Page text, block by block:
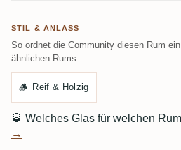
STIL & ANLASS
So ordnet die Community diesen Rum
ähnlichen Rums.
🪵 Reif & Holzig
🥃 Welches Glas für welchen
→